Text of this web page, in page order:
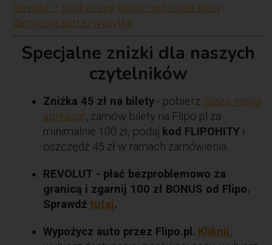
Revolut – podręczny kantor w formie karty,
darmowa karta i wysyłka
Specjalne znizki dla naszych
czytelników
Zniżka 45 zł na bilety - pobierz naszą nową
aplikację, zamów bilety na Flipo.pl za
minimalnie 100 zł, podaj kod FLIPOHITY i
oszczędź 45 zł w ramach zamówienia.
REVOLUT - płać bezproblemowo za
granicą i zgarnij 100 zł BONUS od Flipo.
Sprawdźtutaj.
Wypożycz auto przez Flipo.pl. Kliknij,